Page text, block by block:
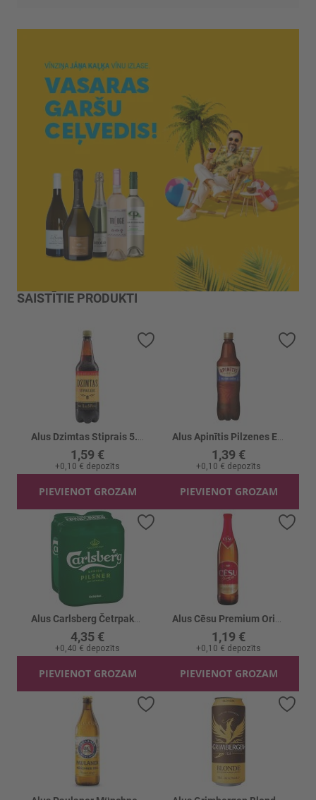
SAISTĪTIE PRODUKTI
1,59 €
+0,10 € depozīts
PIEVIENOT GROZAM
Pievienot vēlmju sarakstam
1,39 €
+0,10 € depozīts
PIEVIENOT GROZAM
4,35 €
+0,40 € depozīts
PIEVIENOT GROZAM
Pievienot vēlmju sarakstam
1,19 €
+0,10 € depozīts
PIEVIENOT GROZAM
Pievienot vēlmju sarakstam